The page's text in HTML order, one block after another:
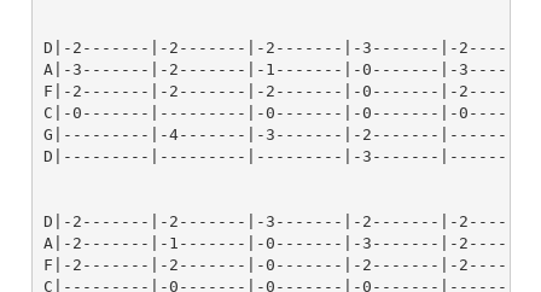
D|-2-------|-2-------|-2-------|-3-------|-
A|-3-------|-2-------|-1-------|-0-------|-
F|-2-------|-2-------|-2-------|-0-------|-
C|-0-------|---------|-0-------|-0-------|-
G|---------|-4-------|-3-------|-2-------
D|---------|---------|---------|-3-------
D|-2-------|-2-------|-3-------|-2-------|-
A|-2-------|-1-------|-0-------|-3-------|-
F|-2-------|-2-------|-0-------|-2-------|-
C|---------|-0-------|-0-------|-0-------